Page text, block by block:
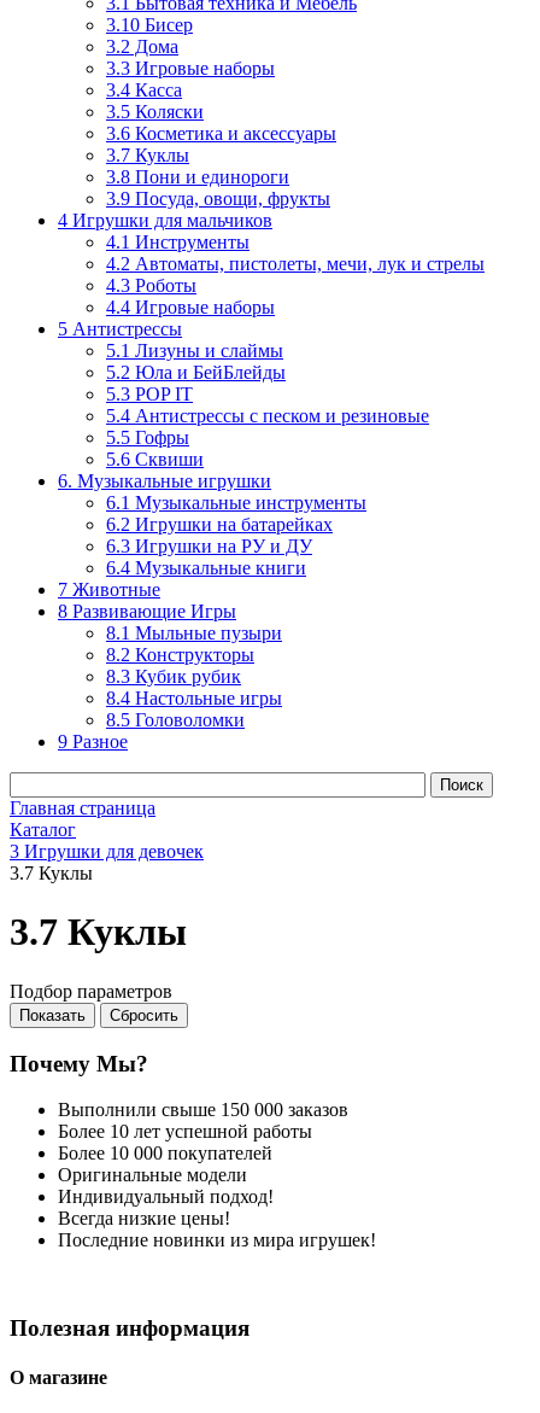
3.10 Бисер
3.2 Дома
3.3 Игровые наборы
3.4 Касса
3.5 Коляски
3.6 Косметика и аксессуары
3.7 Куклы
3.8 Пони и единороги
3.9 Посуда, овощи, фрукты
4 Игрушки для мальчиков
4.1 Инструменты
4.2 Автоматы, пистолеты, мечи, лук и стрелы
4.3 Роботы
4.4 Игровые наборы
5 Антистрессы
5.1 Лизуны и слаймы
5.2 Юла и БейБлейды
5.3 POP IT
5.4 Антистрессы с песком и резиновые
5.5 Гофры
5.6 Сквиши
6. Музыкальные игрушки
6.1 Музыкальные инструменты
6.2 Игрушки на батарейках
6.3 Игрушки на РУ и ДУ
6.4 Музыкальные книги
7 Животные
8 Развивающие Игры
8.1 Мыльные пузыри
8.2 Конструкторы
8.3 Кубик рубик
8.4 Настольные игры
8.5 Головоломки
9 Разное
Главная страница
Каталог
3 Игрушки для девочек
3.7 Куклы
3.7 Куклы
Подбор параметров
Почему Мы?
Выполнили свыше 150 000 заказов
Более 10 лет успешной работы
Более 10 000 покупателей
Оригинальные модели
Индивидуальный подход!
Всегда низкие цены!
Последние новинки из мира игрушек!
Полезная информация
О магазине